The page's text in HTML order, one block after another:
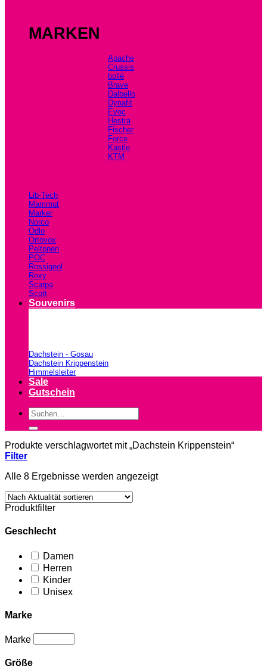
MARKEN
Apache
Crussis
bollé
Brave
Dalbello
Dynafit
Evoc
Hestra
Fischer
Force
Kästle
KTM
Lib-Tech
Mammut
Marker
Norco
Odlo
Ortovox
Peltonen
POC
Rossignol
Roxy
Scarpa
Scott
Souvenirs
Dachstein - Gosau
Dachstein Krippenstein
Himmelsleiter
Sale
Gutschein
Suchen
nach:
Produkte verschlagwortet mit „Dachstein Krippenstein“
Filter
Alle 8 Ergebnisse werden angezeigtNach
Produktfilter
Geschlecht
Damen
Herren
Kinder
Unisex
Marke
Marke
Größe